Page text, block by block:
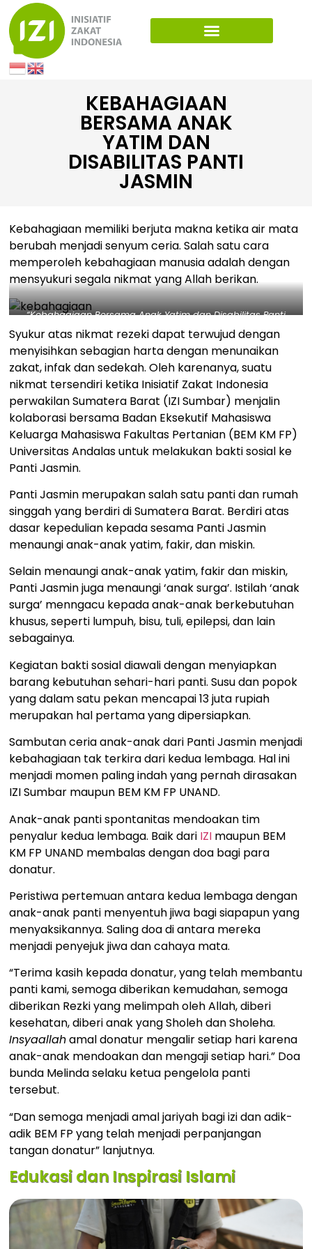
KEBAHAGIAAN
BERSAMA ANAK
YATIM DAN
DISABILITAS PANTI
JASMIN
Kebahagiaan memiliki berjuta makna ketika air mata
berubah menjadi senyum ceria. Salah satu cara
memperoleh kebahagiaan manusia adalah dengan
mensyukuri segala nikmat yang Allah berikan.
“Kebahagiaan Bersama Anak Yatim dan Disabilitas Panti
Syukur atas nikmat rezeki dapat terwujud dengan
menyisihkan sebagian harta dengan menunaikan
zakat, infak dan sedekah. Oleh karenanya, suatu
nikmat tersendiri ketika Inisiatif Zakat Indonesia
perwakilan Sumatera Barat (IZI Sumbar) menjalin
kolaborasi bersama Badan Eksekutif Mahasiswa
Keluarga Mahasiswa Fakultas Pertanian (BEM KM FP)
Universitas Andalas untuk melakukan bakti sosial ke
Panti Jasmin.
Panti Jasmin merupakan salah satu panti dan rumah
singgah yang berdiri di Sumatera Barat. Berdiri atas
dasar kepedulian kepada sesama Panti Jasmin
menaungi anak-anak yatim, fakir, dan miskin.
Selain menaungi anak-anak yatim, fakir dan miskin,
Panti Jasmin juga menaungi ‘anak surga’. Istilah ‘anak
surga’ menngacu kepada anak-anak berkebutuhan
khusus, seperti lumpuh, bisu, tuli, epilepsi, dan lain
sebagainya.
Kegiatan bakti sosial diawali dengan menyiapkan
barang kebutuhan sehari-hari panti. Susu dan popok
yang dalam satu pekan mencapai 13 juta rupiah
merupakan hal pertama yang dipersiapkan.
Sambutan ceria anak-anak dari Panti Jasmin menjadi
kebahagiaan tak terkira dari kedua lembaga. Hal ini
menjadi momen paling indah yang pernah dirasakan
IZI Sumbar maupun BEM KM FP UNAND.
Anak-anak panti spontanitas mendoakan tim
penyalur kedua lembaga. Baik dari IZI maupun BEM
KM FP UNAND membalas dengan doa bagi para
donatur.
Peristiwa pertemuan antara kedua lembaga dengan
anak-anak panti menyentuh jiwa bagi siapapun yang
menyaksikannya. Saling doa di antara mereka
menjadi penyejuk jiwa dan cahaya mata.
“Terima kasih kepada donatur, yang telah membantu
panti kami, semoga diberikan kemudahan, semoga
diberikan Rezki yang melimpah oleh Allah, diberi
kesehatan, diberi anak yang Sholeh dan Sholeha.
Insyaallahamal donatur mengalir setiap hari karena
anak-anak mendoakan dan mengaji setiap hari.” Doa
bunda Melinda selaku ketua pengelola panti
tersebut.
“Dan semoga menjadi amal jariyah bagi izi dan adik-
adik BEM FP yang telah menjadi perpanjangan
tangan donatur” lanjutnya.
Edukasi dan Inspirasi Islami